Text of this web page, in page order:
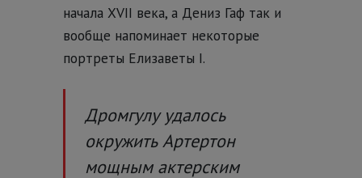
начала XVII века, а Дениз Гаф так и
вообще напоминает некоторые
портреты Елизаветы I.
Дромгулу удалось
окружить Артертон
мощным актерским